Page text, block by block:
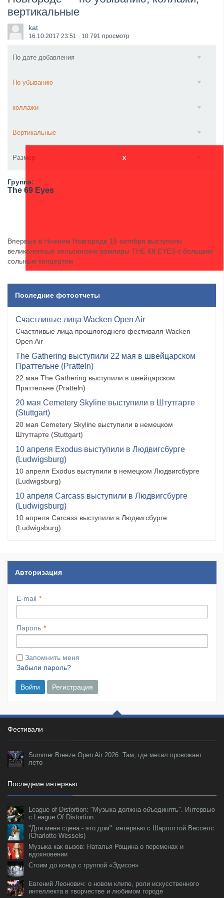
​Wacken Open Air 2027 объявил новую волну участ...
вертикальные
kat
16.10.2017 23:51 10 791 просмотр
По дате добавления
По убыванию
коллажи
Вертикальные
Размер x
Группа:
The 69 Eyes
Впервые в Нижнем Новгороде 15 октября выступили
великолепные хельсинские вампиры THE 69 EYES с большим
сольным концертом
Последние фотоотчеты
Счастливые лица Wacken Open Air
Счастливые лица прошлогоднего фестиваля Wacken
Open Air
The Gathering выступили 22 мая в швейцарском
Праттельне (Pratteln)
22 мая The Gathering выступили в швейцарском
Праттельне (Pratteln)
20 мая Cemetery Skyline выступили в Штутгарте
(Stuttgart)
20 мая Cemetery Skyline выступили в немецком
Штутгарте (Stuttgart)
10 апреля Exodus выступили в Людвигсбурге
(Ludwigsburg)
10 апреля Exodus выступили в немецком Людвигсбурге
(Ludwigsburg)
10 апреля Carcass выступили в Людвигсбурге
(Ludwigsburg)
10 апреля Carcass выступили в Людвигсбурге
(Ludwigsburg)
Авторизация
E-mail
Пароль
Запомнить меня
Забыли пароль?
Войти Регистрация
Фестивали
Summer Breeze Open Air 2026: Там, где метал провожает
лето
Последние интервью
League of Distortion: "Музыка должна объединять". Интервью
с League Of Distortion
"Для меня сцена - это дом": интервью с Шарлоттой Весселс
(Charlotte Wessels)
Музыка как вызов: Наталья Рощина о переменах и
вдохновении
Стоим до конца с группой «Эдисон»
Евгений Леонович: о новом клипе, роли искусственного
интеллекта в творчестве и любимом городе